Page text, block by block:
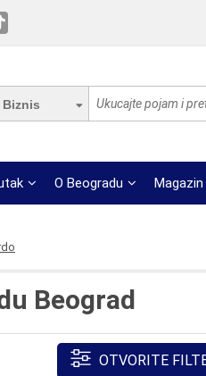
Biznis
O Beogradu Magazin
Beograd
OTVORITE